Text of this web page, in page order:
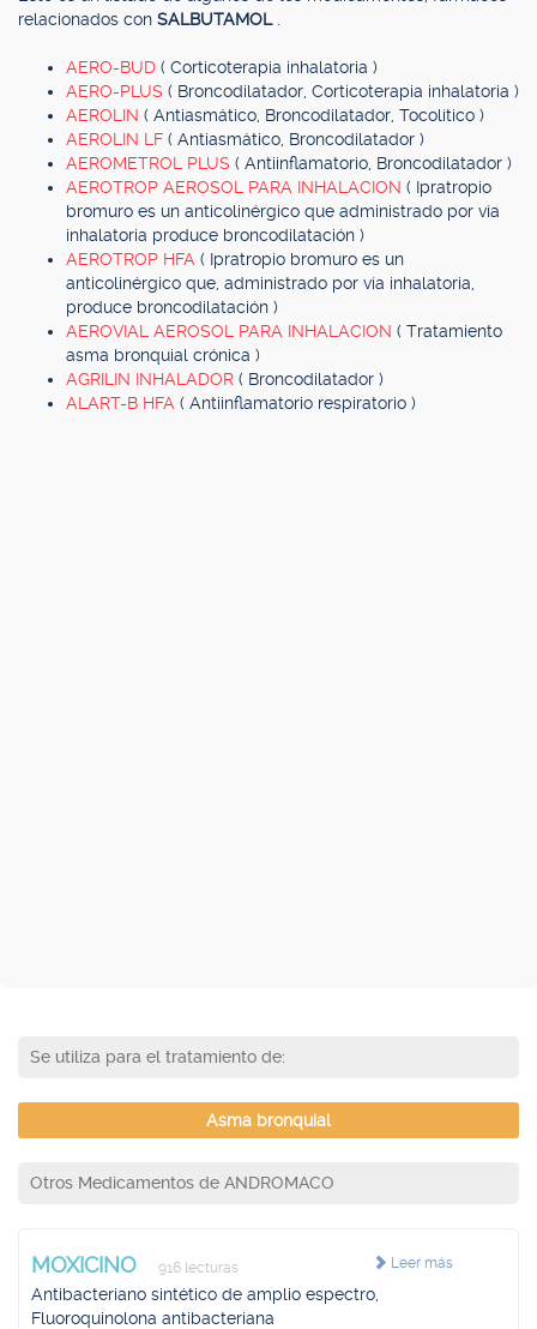
relacionados con SALBUTAMOL
AERO-BUD ( Corticoterapia inhalatoria )
AERO-PLUS ( Broncodilatador, Corticoterapia inhalatoria )
AEROLIN ( Antiasmático, Broncodilatador, Tocolítico )
AEROLIN LF ( Antiasmático, Broncodilatador )
AEROMETROL PLUS ( Antiinflamatorio, Broncodilatador )
AEROTROP AEROSOL PARA INHALACION ( Ipratropio
bromuro es un anticolinérgico que administrado por vía
inhalatoria produce broncodilatación )
AEROTROP HFA ( Ipratropio bromuro es un
anticolinérgico que, administrado por vía inhalatoria,
produce broncodilatación )
AEROVIAL AEROSOL PARA INHALACION ( Tratamiento
asma bronquial crónica )
AGRILIN INHALADOR ( Broncodilatador )
ALART-B HFA ( Antiinflamatorio respiratorio )
Se utiliza para el tratamiento de:
Asma bronquial
Otros Medicamentos de ANDROMACO
Leer más
MOXICINO 916 lecturas
Antibacteriano sintético de amplio espectro,
Fluoroquinolona antibacteriana